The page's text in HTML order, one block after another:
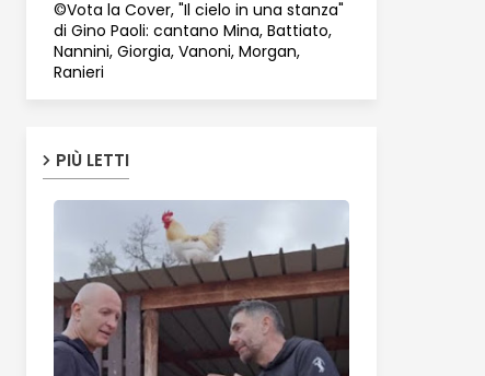
©Vota la Cover, "Il cielo in una stanza"
di Gino Paoli: cantano Mina, Battiato,
Nannini, Giorgia, Vanoni, Morgan,
Ranieri
PIÙ LETTI